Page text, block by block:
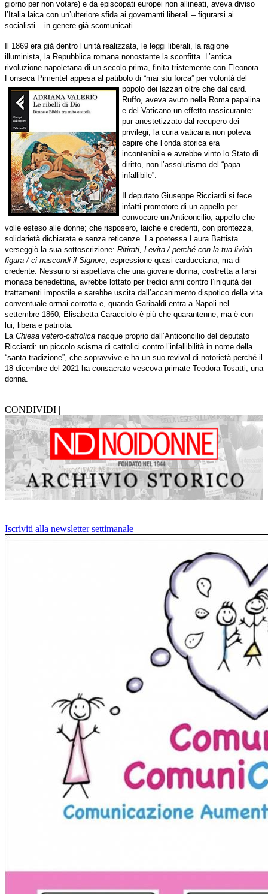
giorno per non votare) e da episcopati europei non allineati, aveva diviso
l’Italia laica con un’ulteriore sfida ai governanti liberali – figurarsi ai
socialisti – in genere già scomunicati.
Il 1869 era già dentro l’unità realizzata, le leggi liberali, la ragione
illuminista, la Repubblica romana nonostante la sconfitta. L’antica
rivoluzione napoletana di un secolo prima, finita tristemente con Eleonora
Fonseca Pimentel appesa al patibolo di “mai stu forca” per volontà del
popolo dei lazzari oltre che dal card.
Ruffo, aveva avuto nella Roma papalina
e del Vaticano un effetto rassicurante:
pur anestetizzato dal recupero dei
privilegi, la curia vaticana non poteva
capire che l’onda storica era
incontenibile e avrebbe vinto lo Stato di
diritto, non l’assolutismo del “papa
infallibile”.
Il deputato Giuseppe Ricciardi si fece
infatti promotore di un appello per
convocare un Anticoncilio, appello che
volle esteso alle donne; che risposero, laiche e credenti, con prontezza,
solidarietà dichiarata e senza reticenze. La poetessa Laura Battista
verseggiò la sua sottoscrizione: Ritirati, Levita / perché con la tua livida
figura / ci nascondi il Signore, espressione quasi carducciana, ma di
credente. Nessuno si aspettava che una giovane donna, costretta a farsi
monaca benedettina, avrebbe lottato per tredici anni contro l’iniquità dei
trattamenti impostile e sarebbe uscita dall’accanimento dispotico della vita
conventuale ormai corrotta e, quando Garibaldi entra a Napoli nel
settembre 1860, Elisabetta Caracciolo è più che quarantenne, ma è con
lui, libera e patriota.
La Chiesa vetero-cattolica nacque proprio dall’Anticoncilio del deputato
Ricciardi: un piccolo scisma di cattolici contro l’infallibilità in nome della
“santa tradizione”, che sopravvive e ha un suo revival di notorietà perché il
18 dicembre del 2021 ha consacrato vescova primate Teodora Tosatti, una
donna.
CONDIVIDI |
Iscriviti alla newsletter settimanale